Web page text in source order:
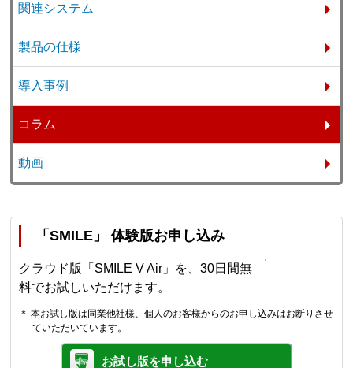
関連システム
製品の仕様
導入事例
コラム
動画
「SMILE」 体験版お申し込み
クラウド版「SMILE V Air」を、30日間無
料でお試しいただけます。
＊ 本お試し版は同業他社様、個人のお客様からのお申し込みはお断りさせ
ていただいています。
お試し版を申し込む